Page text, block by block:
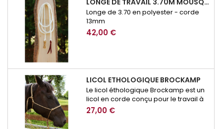
Longe de 3.70 en polyester - corde
13mm
42,00 €
LICOL ETHOLOGIQUE BROCKAMP
Le licol éthologique Brockamp est un
licol en corde conçu pour le travail à
pied, l’éducation et la communication
avec le cheval. Précis, résistant et
27,00 €